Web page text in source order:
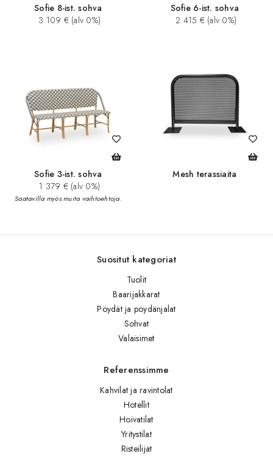
Sofie 8-ist. sohva
3 109 € (alv 0%)
Sofie 6-ist. sohva
2 415 € (alv 0%)
Sofie 3-ist. sohva
1 379 € (alv 0%)
Saatavilla myös muita vaihtoehtoja.
Mesh terassiaita
Suositut kategoriat
Tuolit
Baarijakkarat
Pöydät ja pöydänjalat
Sohvat
Valaisimet
Referenssimme
Kahvilat ja ravintolat
Hotellit
Hoivatilat
Yritystilat
Risteilijät